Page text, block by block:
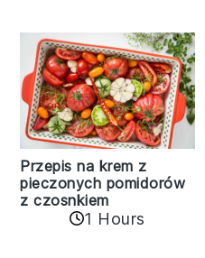
Przepis na krem z
pieczonych pomidorów
z czosnkiem
1 Hours